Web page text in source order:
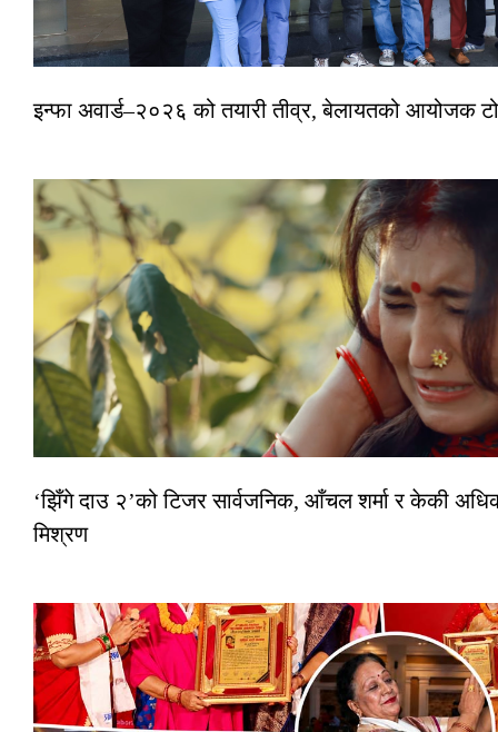
इन्फा अवार्ड–२०२६ को तयारी तीव्र, बेलायतको आयोजक
‘झिँगे दाउ २’को टिजर सार्वजनिक, आँचल शर्मा र केकी
मिश्रण